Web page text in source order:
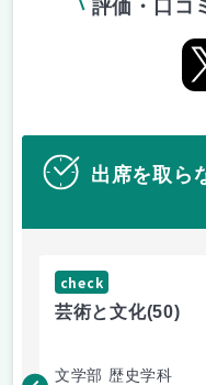
評価・口コ
出席を取ら
check
芸術と文化(50)
文学部 歴史学科